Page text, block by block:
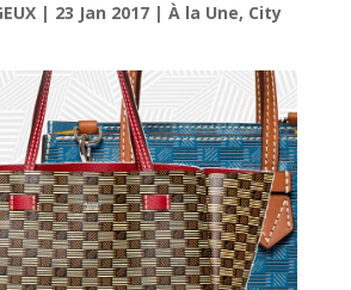
| 23 Jan 2017| À la Une, City